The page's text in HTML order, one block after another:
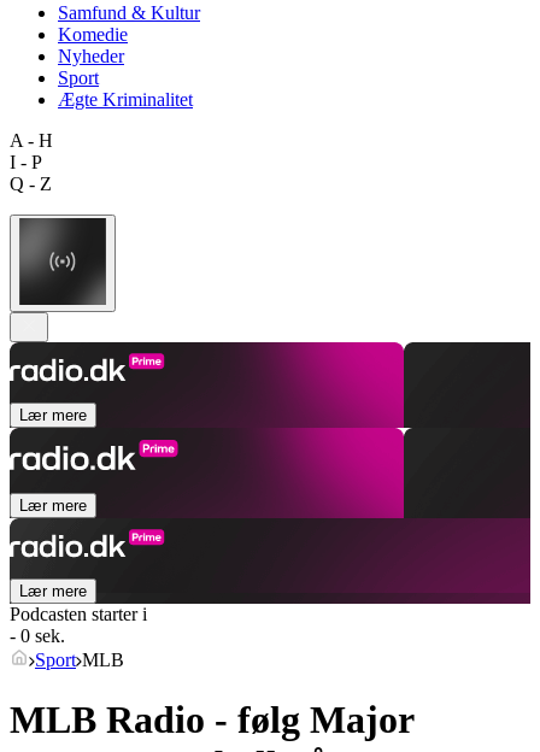
Samfund & Kultur
Komedie
Nyheder
Sport
Ægte Kriminalitet
A - H
I - P
Q - Z
Lær mere
Lær mere
Lær mere
Podcasten starter i
- 0 sek.
Sport MLB
MLB Radio - følg Major